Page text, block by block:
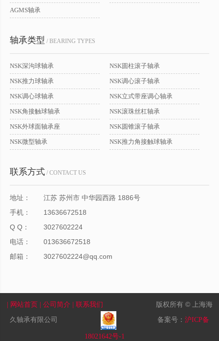
AGMS轴承
轴承类型 / BEARING TYPES
NSK深沟球轴承 NSK圆柱滚子轴承
NSK推力球轴承 NSK调心滚子轴承
NSK调心球轴承 NSK立式带座调心轴承
NSK角接触球轴承 NSK滚珠丝杠轴承
NSK外球面轴承座 NSK圆锥滚子轴承
NSK微型轴承 NSK推力角接触球轴承
联系方式 / CONTACT US
地址：
江苏 苏州市 中华园西路 1886号
手机：
13636672518
Q Q：
3027602224
电话：
013636672518
邮箱：
3027602224@qq.com
| 网站首页 | 公司简介 | 联系我们
版权所有 © 上海海
久轴承有限公司
备案号： 沪ICP备
18021642号-1